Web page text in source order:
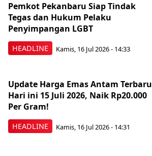
HEADLINE
Pemkot Pekanbaru Siap Tindak
Tegas dan Hukum Pelaku
Penyimpangan LGBT
Kamis, 16 Jul 2026 - 14:33
HEADLINE
Update Harga Emas Antam Terbaru
Hari ini 15 Juli 2026, Naik Rp20.000
Per Gram!
Kamis, 16 Jul 2026 - 14:31